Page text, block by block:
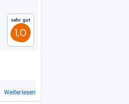
Sehr gut
1,0
Weiterlesen